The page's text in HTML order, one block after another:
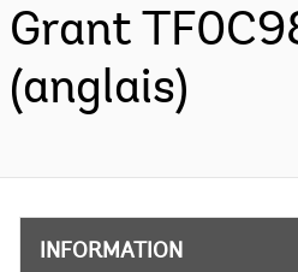
Grant
(anglais)
INFORMATION